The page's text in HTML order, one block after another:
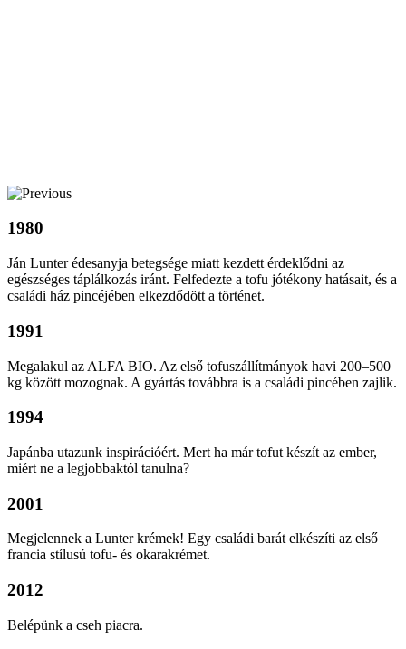
1980
Ján Lunter édesanyja betegsége miatt kezdett érdeklődni az
egészséges táplálkozás iránt. Felfedezte a tofu jótékony hatásait, és a
családi ház pincéjében elkezdődött a történet.
1991
Megalakul az ALFA BIO. Az első tofuszállítmányok havi 200–500
kg között mozognak. A gyártás továbbra is a családi pincében zajlik.
1994
Japánba utazunk inspirációért. Mert ha már tofut készít az ember,
miért ne a legjobbaktól tanulna?
2001
Megjelennek a Lunter krémek! Egy családi barát elkészíti az első
francia stílusú tofu- és okarakrémet.
2012
Belépünk a cseh piacra.